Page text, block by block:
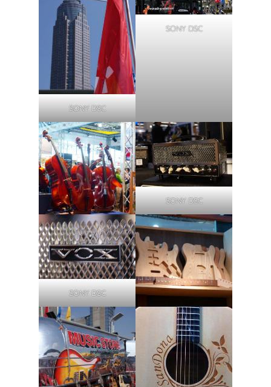
SONY DSC
SONY DSC
SONY DSC
SONY DSC